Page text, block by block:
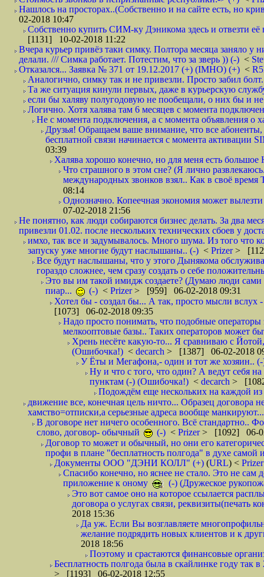
Нашлось на просторах..(Собственно и на сайте есть, но
02-2018 10:47
Собственно купить СИМ-ку Дэникома здесь и отвезти
[1131] 10-02-2018 11:22
Вчера курьер привёз таки симку. Полтора месяца заняло
делали. /// Симка работает. Потестим, что за зверь )) (-) <
Отказался... Заявка № 371 от 19.12.2017 (+) (IMHO) (+) <
Аналогично, симку так и не привезли. Просто забил
Та же ситуация кинули первых, даже в курьерскую
если бы халяву полугодовую не пообещали, о них бы и
Логично. Хотя халява там 6 месяцев с момента
Не с момента подключения, а с момента объявления о
Друзья! Обращаем ваше внимание, что все
бесплатной связи начинается с момента
03:39
Халява хорошо конечно, но для меня есть
Что страшного в этом сне? (Я лично
международных звонков взял.. Как в своё
08:14
Однозначно. Копеечная экономия может
07-02-2018 21:56
Не понятно, как люди собираются бизнес делать. За два
привезли 01.02. после нескольких технических сбоев у
имхо, так все и задумывалось. Много шума. Из того что
запуску уже многие будут наслышаны.. (-) < Prizer>
Все будут наслышаны, что у этого Дынякома
гораздо сложнее, чем сразу создать о себе
Это вы им такой имидж создаете? (Думаю люди сами
пиар...
(-) < Prizer> [959] 06-02-2018 09:31
Хотел бы - создал бы... А так, просто мысли вслух
[1073] 06-02-2018 09:35
Надо просто понимать, что подобные
мелкооптовые базы.. Таких операторов может
Хрень несёте какую-то... Я сравниваю с
(Ошибочка!) < decarch > [1387] 06-02-2018
У Ёты и Мегафона,- один и тот же хозяин..
Ну и что с того, что один? А ведут себя
пунктам (-) (Ошибочка!) < decarch >
Подождём еще нескольких на каждой из
движение все, конечная цель ничто... Образец договора
хамство=отписки,а серьезные адреса вообще
В договоре нет ничего особенного. Всё стандартно..
слово, договор- обычный
(-) < Prizer> [1092] 06-
Договор то может и обычный, но они его
профи в плане "бесплатность полгода" в духе
Документы ООО "ДЭНИ КОЛЛ" (+) (URL) <
Спасибо конечно, но яснее не стало. Это не сам
приложение к оному
(-) (Дружеское
Это вот самое оно на которое ссылается
договора о услугах связи, реквизиты(печать
2018 15:36
Да уж. Если Вы возглавляете
желание подрядить новых клиентов и к
2018 18:56
Поэтому и срастаются финансовые
Бесплатность полгода была в скайлинке году
> [1193] 06-02-2018 12:55